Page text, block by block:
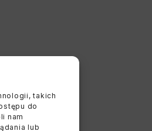
takich
do
nam
lub